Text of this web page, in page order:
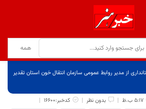
از مدیر روابط عمومی سازمان انتقال خون استان تقدیر
5:17 ب.ظ بدون نظر
کدخبر:16600